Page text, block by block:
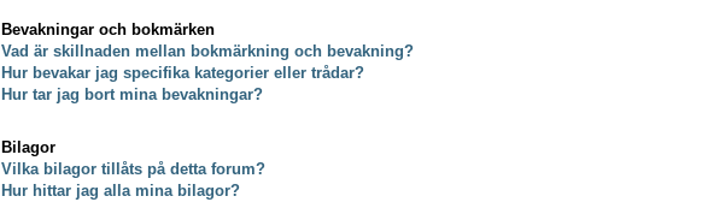
Bevakningar och bokmärken
Vad är skillnaden mellan bokmärkning och bevakning?
Hur bevakar jag specifika kategorier eller trådar?
Hur tar jag bort mina bevakningar?
Bilagor
Vilka bilagor tillåts på detta forum?
Hur hittar jag alla mina bilagor?